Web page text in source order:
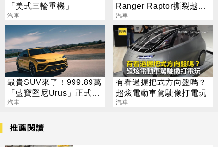
「美式三輪重機」
汽車
Ranger Raptor撕裂越野
路面
汽車
最貴SUV來了！999.89萬
「藍寶堅尼Urus」正式在
台上市
汽車
有看過握把式方向盤嗎？
超炫電動車駕駛像打電玩
汽車
推薦閱讀